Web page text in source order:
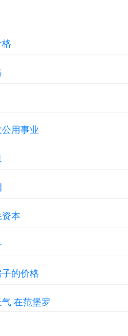
用事业
本
的价格
在范堡罗